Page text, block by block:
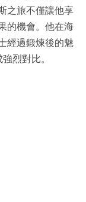
之旅不僅讓他享
的機會。他在海
經過鍛煉後的魅
烈對比。